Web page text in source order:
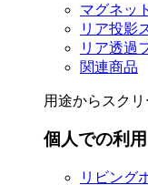
マグネッ
リア投影
リア透過
関連商品
用途からスク
個人での利用
リビング